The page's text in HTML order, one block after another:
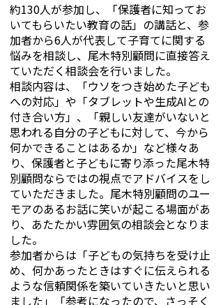
約130人が参加し、「保護者に知ってお
いてもらいたい教育の話」の講話と、参
加者から6人が代表して子育てに関する
悩みを相談し、尾木特別顧問に直接答え
ていただく相談会を行いました。
相談内容は、「ウソをつき始めた子ども
への対応」や「タブレットや生成AIとの
付き合い方」、「親しい友達がいないと
思われる自分の子どもに対して、今から
何かできることはあるか」など様々あ
り、保護者と子どもに寄り添った尾木特
別顧問ならではの視点でアドバイスをし
ていただきました。尾木特別顧問のユー
モアのあるお話に笑いが起こる場面があ
り、あたたかい雰囲気の相談会となりま
した。
参加者からは「子どもの気持ちを受け止
め、何かあったときはすぐに伝えられる
ような信頼関係を築いていきたいと思い
ました」「参考になったので、さっそく